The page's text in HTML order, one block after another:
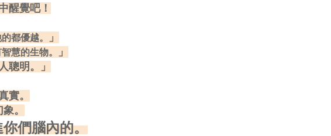
醒覺吧！
都優越。 」
慧的生物。
」
聰明。」
實。
。
們腦內的。